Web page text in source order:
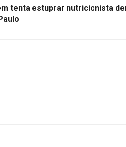
tenta estuprar nutricionista